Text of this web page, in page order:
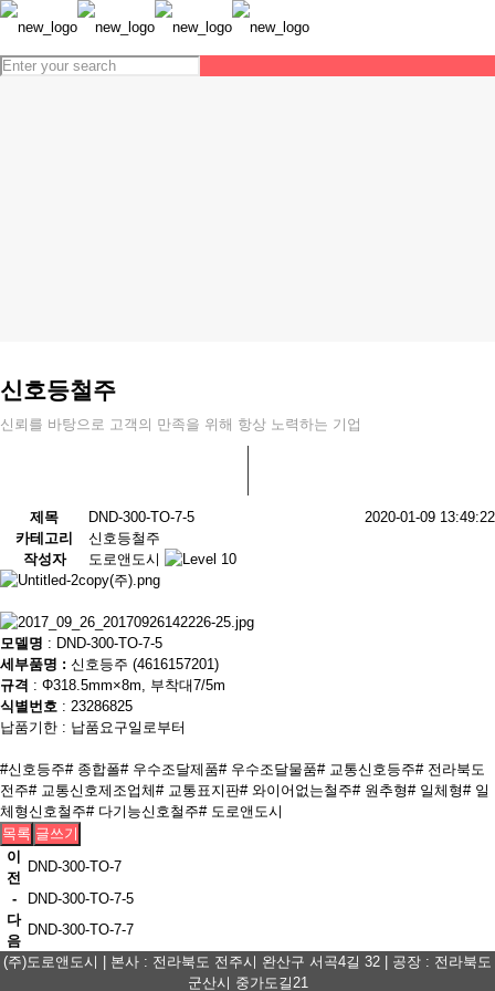
신호등철주
신뢰를 바탕으로 고객의 만족을 위해 항상 노력하는 기업
제목 DND-300-TO-7-5
2020-01-09 13:49:22
카테고리
신호등철주
작성자
도로앤도시
모델명 : DND-300-TO-7-5
세부품명 : 신호등주 (4616157201)
규격 : Φ318.5mm×8m, 부착대7/5m
식별번호 : 23286825
납품기한 : 납품요구일로부터
#신호등주# 종합폴# 우수조달제품# 우수조달물품# 교통신호등주# 전라북도
전주# 교통신호제조업체# 교통표지판# 와이어없는철주# 원추형# 일체형# 일
체형신호철주# 다기능신호철주# 도로앤도시
목록 글쓰기
이
전
DND-300-TO-7
-
DND-300-TO-7-5
다
음
DND-300-TO-7-7
(주)도로앤도시 | 본사 : 전라북도 전주시 완산구 서곡4길 32 | 공장 : 전라북도
군산시 중가도길21